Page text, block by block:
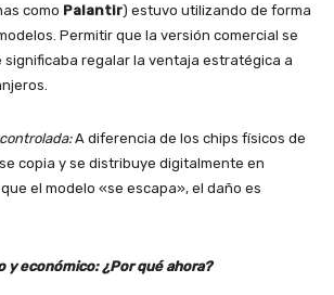
como Palantir) estuvo utilizando de forma
Permitir que la versión comercial se
regalar la ventaja estratégica a
A diferencia de los chips físicos de
copia y se distribuye digitalmente en
el modelo «se escapa», el daño es
y económico: ¿Por qué ahora?